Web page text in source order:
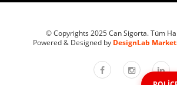
© Copyrights 2025 Can Sigorta. Tüm
Powered & Designed by DesignLab